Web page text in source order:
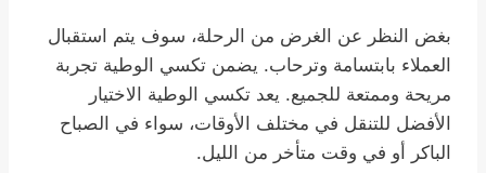
بغض النظر عن الغرض من الرحلة، سوف يتم استقبال
العملاء بابتسامة وترحاب. يضمن تكسي الوطية تجربة
مريحة وممتعة للجميع. يعد تكسي الوطية الاختيار
الأفضل للتنقل في مختلف الأوقات، سواء في الصباح
الباكر أو في وقت متأخر من الليل.